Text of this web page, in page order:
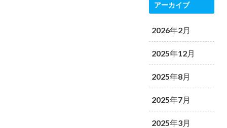
アーカイブ
2026年2月
2025年12月
2025年8月
2025年7月
2025年3月